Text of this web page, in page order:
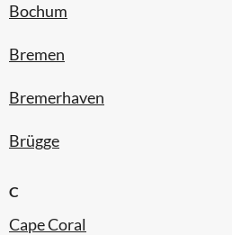
Bochum
Bremen
Bremerhaven
Brügge
C
Cape Coral